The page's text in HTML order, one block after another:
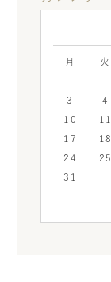
月 火
3
4
10
11
17
18
24
25
31